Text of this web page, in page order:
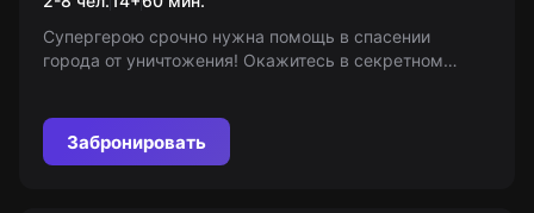
Супергерою срочно нужна помощь в спасении
города от уничтожения! Окажитесь в секретном
Забронировать